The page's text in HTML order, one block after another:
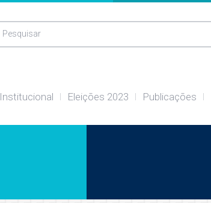
Pesquisar
Institucional Eleições 2023 Publicações